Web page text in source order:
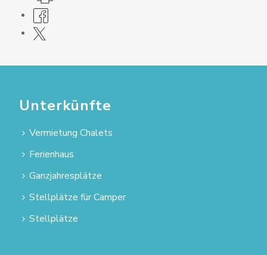
Unterkünfte
Vermietung Chalets
Ferienhaus
Ganzjahresplätze
Stellplätze für Camper
Stellplätze